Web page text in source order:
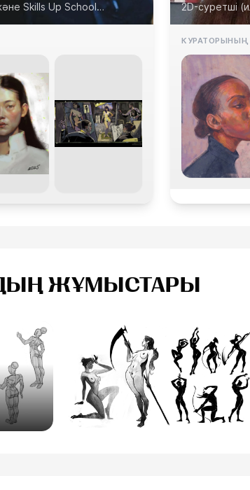
Skills Up School
2D-суретші
ЖҰМЫСТАРЫ